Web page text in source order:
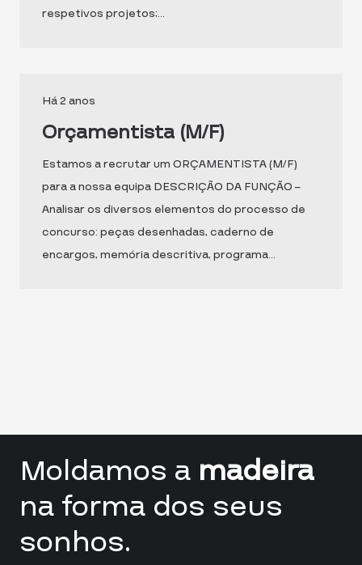
respetivos projetos;…
Há 2 anos
Orçamentista (M/F)
Estamos a recrutar um ORÇAMENTISTA (M/F)
para a nossa equipa DESCRIÇÃO DA FUNÇÃO –
Analisar os diversos elementos do processo de
concurso: peças desenhadas, caderno de
encargos, memória descritiva, programa…
Moldamos a madeira
na forma dos seus
sonhos.